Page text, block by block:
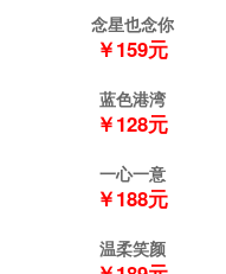
念星也念你
￥159元
蓝色港湾
￥128元
一心一意
￥188元
温柔笑颜